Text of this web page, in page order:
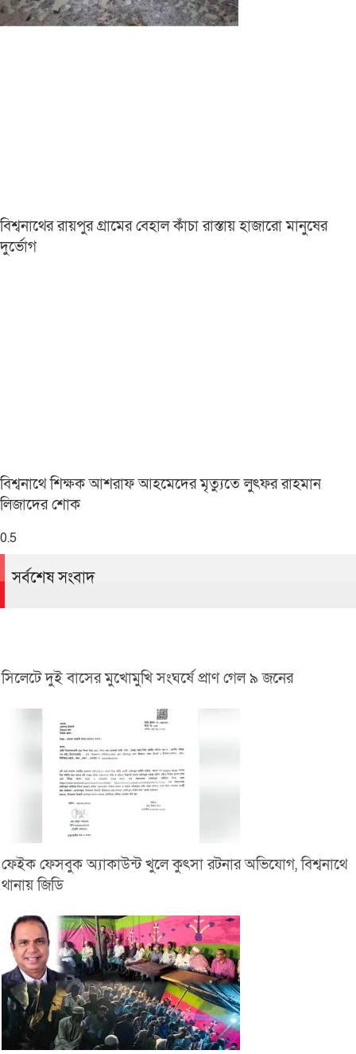
বিশ্বনাথের রায়পুর গ্রামের বেহাল কাঁচা রাস্তায় হাজারো মানুষের
দুর্ভোগ
বিশ্বনাথে শিক্ষক আশরাফ আহমেদের মৃত্যুতে লুৎফর রাহমান
লিজাদের শোক
সর্বশেষ সংবাদ
সিলেটে দুই বাসের মুখোমুখি সংঘর্ষে প্রাণ গেল ৯ জনের
ফেইক ফেসবুক অ্যাকাউন্ট খুলে কুৎসা রটনার অভিযোগ, বিশ্বনাথে
থানায় জিডি